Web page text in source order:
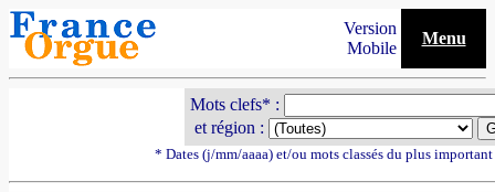
Version
Mobile
Menu
Mots clefs* :
et région :
* Dates (j/mm/aaaa) et/ou mots classés du plus